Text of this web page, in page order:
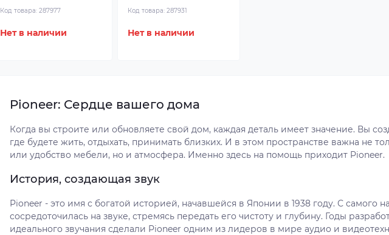
Код товара: 287977
Нет в наличии
Код товара: 287931
Нет в наличии
Pioneer: Сердце вашего дома
Когда вы строите или обновляете свой дом, каждая деталь имеет значение. Вы
где будете жить, отдыхать, принимать близких. И в этом пространстве важна не
или удобство мебели, но и атмосфера. Именно здесь на помощь приходит Pioneer.
История, создающая звук
Pioneer - это имя с богатой историей, начавшейся в Японии в 1938 году. С самого
сосредоточилась на звуке, стремясь передать его чистоту и глубину. Годы
идеального звучания сделали Pioneer одним из лидеров в мире аудио и